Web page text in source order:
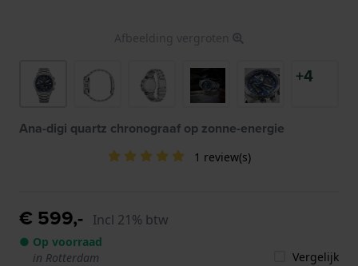
Afbeelding vergroten
+4
Ana-digi quartz chronograaf op zonne-energie
1 review(s)
€ 599,- Incl 21% btw
● Op voorraad
in Rotterdam
Vergelijk